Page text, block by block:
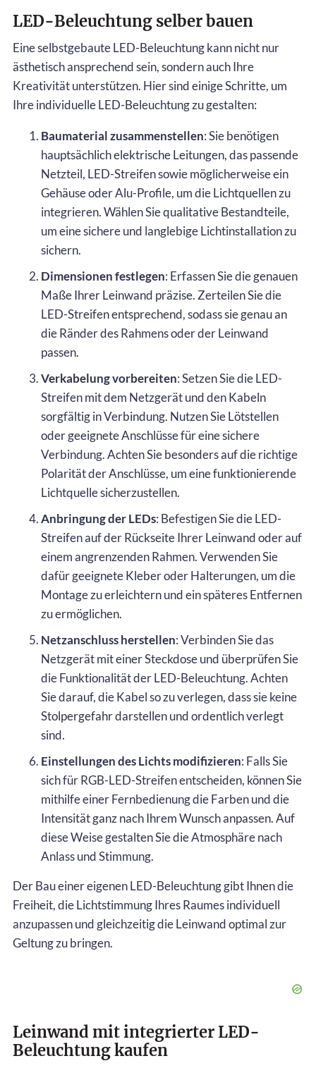
LED-Beleuchtung selber bauen
Eine selbstgebaute LED-Beleuchtung kann nicht nur
ästhetisch ansprechend sein, sondern auch Ihre
Kreativität unterstützen. Hier sind einige Schritte, um
Ihre individuelle LED-Beleuchtung zu gestalten:
Baumaterial zusammenstellen: Sie benötigen
hauptsächlich elektrische Leitungen, das passende
Netzteil, LED-Streifen sowie möglicherweise ein
Gehäuse oder Alu-Profile, um die Lichtquellen zu
integrieren. Wählen Sie qualitative Bestandteile,
um eine sichere und langlebige Lichtinstallation zu
sichern.
Dimensionen festlegen: Erfassen Sie die genauen
Maße Ihrer Leinwand präzise. Zerteilen Sie die
LED-Streifen entsprechend, sodass sie genau an
die Ränder des Rahmens oder der Leinwand
passen.
Verkabelung vorbereiten: Setzen Sie die LED-
Streifen mit dem Netzgerät und den Kabeln
sorgfältig in Verbindung. Nutzen Sie Lötstellen
oder geeignete Anschlüsse für eine sichere
Verbindung. Achten Sie besonders auf die richtige
Polarität der Anschlüsse, um eine funktionierende
Lichtquelle sicherzustellen.
Anbringung der LEDs: Befestigen Sie die LED-
Streifen auf der Rückseite Ihrer Leinwand oder auf
einem angrenzenden Rahmen. Verwenden Sie
dafür geeignete Kleber oder Halterungen, um die
Montage zu erleichtern und ein späteres Entfernen
zu ermöglichen.
Netzanschluss herstellen: Verbinden Sie das
Netzgerät mit einer Steckdose und überprüfen Sie
die Funktionalität der LED-Beleuchtung. Achten
Sie darauf, die Kabel so zu verlegen, dass sie keine
Stolpergefahr darstellen und ordentlich verlegt
sind.
Einstellungen des Lichts modifizieren: Falls Sie
sich für RGB-LED-Streifen entscheiden, können Sie
mithilfe einer Fernbedienung die Farben und die
Intensität ganz nach Ihrem Wunsch anpassen. Auf
diese Weise gestalten Sie die Atmosphäre nach
Anlass und Stimmung.
Der Bau einer eigenen LED-Beleuchtung gibt Ihnen die
Freiheit, die Lichtstimmung Ihres Raumes individuell
anzupassen und gleichzeitig die Leinwand optimal zur
Geltung zu bringen.
Leinwand mit integrierter LED-
Beleuchtung kaufen